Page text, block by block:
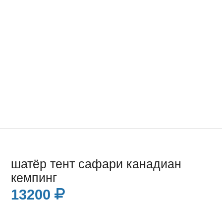
шатёр тент сафари канадиан
кемпинг
13200